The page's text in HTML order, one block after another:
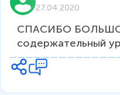
27.04.2020
СПАСИБО
содержательный